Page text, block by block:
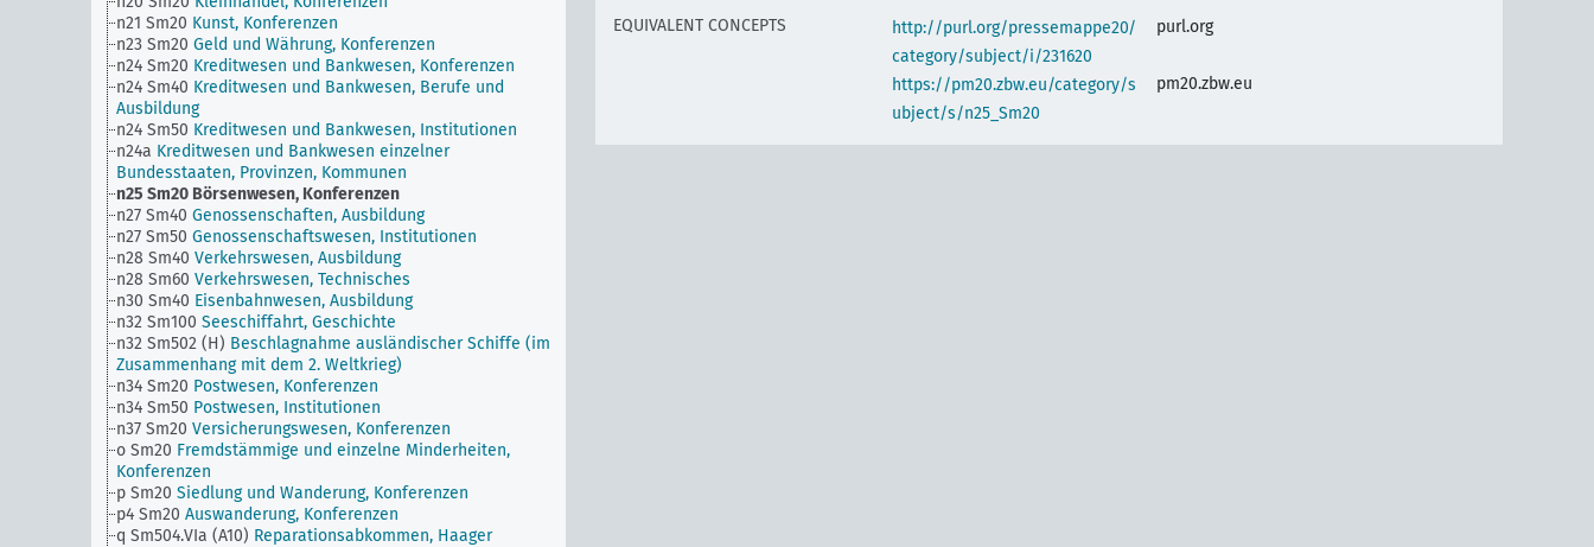
n21 Sm20 Kunst, Konferenzen
n23 Sm20 Geld und Währung, Konferenzen
n24 Sm20 Kreditwesen und Bankwesen, Konferenzen
n24 Sm40 Kreditwesen und Bankwesen, Berufe und
Ausbildung
n24 Sm50 Kreditwesen und Bankwesen, Institutionen
n24a Kreditwesen und Bankwesen einzelner
Bundesstaaten, Provinzen, Kommunen
n25 Sm20 Börsenwesen, Konferenzen
n27 Sm40 Genossenschaften, Ausbildung
n27 Sm50 Genossenschaftswesen, Institutionen
n28 Sm40 Verkehrswesen, Ausbildung
n28 Sm60 Verkehrswesen, Technisches
n30 Sm40 Eisenbahnwesen, Ausbildung
n32 Sm100 Seeschiffahrt, Geschichte
n32 Sm502 (H) Beschlagnahme ausländischer Schiffe (im
Zusammenhang mit dem 2. Weltkrieg)
n34 Sm20 Postwesen, Konferenzen
n34 Sm50 Postwesen, Institutionen
n37 Sm20 Versicherungswesen, Konferenzen
o Sm20 Fremdstämmige und einzelne Minderheiten,
Konferenzen
p Sm20 Siedlung und Wanderung, Konferenzen
p4 Sm20 Auswanderung, Konferenzen
q Sm504.VIa (A10) Reparationsabkommen, Haager
EQUIVALENT CONCEPTS
http://purl.org/pressemappe20/
category/subject/i/231620
purl.org
https://pm20.zbw.eu/category/s
ubject/s/n25_Sm20
pm20.zbw.eu